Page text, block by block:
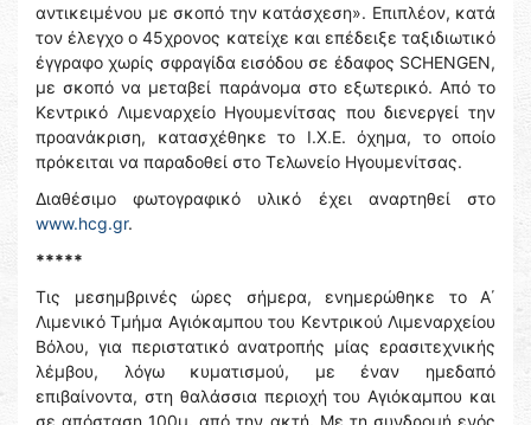
αντικειμένου με σκοπό την κατάσχεση». Επιπλέον, κατά
τον έλεγχο ο 45χρονος κατείχε και επέδειξε ταξιδιωτικό
έγγραφο χωρίς σφραγίδα εισόδου σε έδαφος SCHENGEN,
με σκοπό να μεταβεί παράνομα στο εξωτερικό. Από το
Κεντρικό Λιμεναρχείο Ηγουμενίτσας που διενεργεί την
προανάκριση, κατασχέθηκε το Ι.Χ.Ε. όχημα, το οποίο
πρόκειται να παραδοθεί στο Τελωνείο Ηγουμενίτσας.
Διαθέσιμο φωτογραφικό υλικό έχει αναρτηθεί στο
www.hcg.gr.
*****
Τις μεσημβρινές ώρες σήμερα, ενημερώθηκε το Α΄
Λιμενικό Τμήμα Αγιόκαμπου του Κεντρικού Λιμεναρχείου
Βόλου, για περιστατικό ανατροπής μίας ερασιτεχνικής
λέμβου, λόγω κυματισμού, με έναν ημεδαπό
επιβαίνοντα, στη θαλάσσια περιοχή του Αγιόκαμπου και